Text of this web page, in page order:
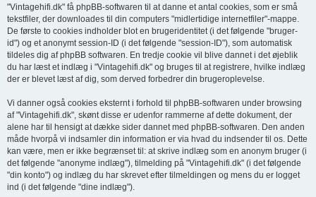
"Vintagehifi.dk" få phpBB-softwaren til at danne et antal cookies, som er små
tekstfiler, der downloades til din computers "midlertidige internetfiler"-mappe.
De første to cookies indholder blot en brugeridentitet (i det følgende "bruger-
id") og et anonymt session-ID (i det følgende "session-ID"), som automatisk
tildeles dig af phpBB softwaren. En tredje cookie vil blive dannet i det øjeblik
du har læst et indlæg i "Vintagehifi.dk" og bruges til at registrere, hvilke indlæg
der er blevet læst af dig, som derved forbedrer din brugeroplevelse.
Vi danner også cookies eksternt i forhold til phpBB-softwaren under browsing
af "Vintagehifi.dk", skønt disse er udenfor rammerne af dette dokument, der
alene har til hensigt at dække sider dannet med phpBB-softwaren. Den anden
måde hvorpå vi indsamler din information er via hvad du indsender til os. Dette
kan være, men er ikke begrænset til: at skrive indlæg som en anonym bruger (i
det følgende "anonyme indlæg"), tilmelding på "Vintagehifi.dk" (i det følgende
"din konto") og indlæg du har skrevet efter tilmeldingen og mens du er logget
ind (i det følgende "dine indlæg").